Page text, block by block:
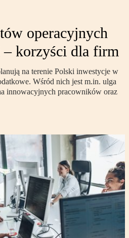
operacyjnych
korzyści dla firm
na terenie Polski inwestycje w
Wśród nich jest m.in. ulga
innowacyjnych pracowników oraz